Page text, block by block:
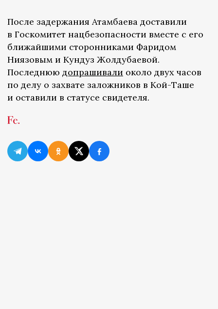
После задержания Атамбаева доставили
в Госкомитет нацбезопасности вместе с его
ближайшими сторонниками Фаридом
Ниязовым и Кундуз Жолдубаевой.
Последнюю допрашивали около двух часов
по делу о захвате заложников в Кой-Таше
и оставили в статусе свидетеля.